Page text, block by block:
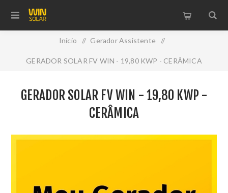
Início / Gerador Assistente /
GERADOR SOLAR FV WIN - 19,80 KWP - CERÂMICA
GERADOR SOLAR FV WIN - 19,80 KWP -
CERÂMICA